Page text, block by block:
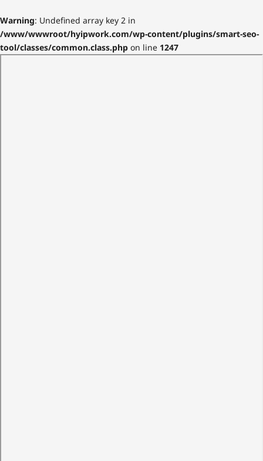
Warning: Undefined array key 2 in
/www/wwwroot/hyipwork.com/wp-content/plugins/smart-seo-
tool/classes/common.class.php on line 1247